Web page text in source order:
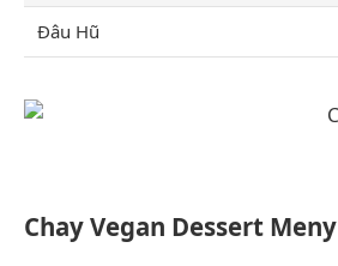
Đâu Hũ
Chay Vegan Dessert Meny